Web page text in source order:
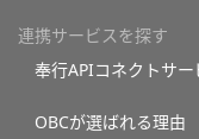
連携サービスを探す
奉行APIコネクトサー
OBCが選ばれる理由